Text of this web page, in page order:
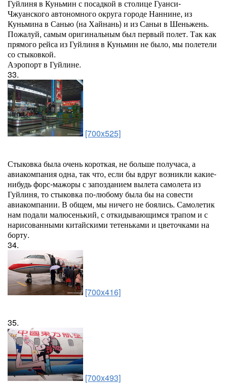
Гуйлиня в Куньмин с посадкой в столице Гуанси-
Чжуанского автономного округа городе Наннине, из
Куньмина в Санью (на Хайнань) и из Саньи в Шеньжень.
Пожалуй, самым оригинальным был первый полет. Так как
прямого рейса из Гуйлиня в Куньмин не было, мы полетели
со стыковкой.
Аэропорт в Гуйлине.
33.
[700x525]
Стыковка была очень короткая, не больше получаса, а
авиакомпания одна, так что, если бы вдруг возникли какие-
нибудь форс-мажоры с запозданием вылета самолета из
Гуйлиня, то стыковка по-любому была бы на совести
авиакомпании. В общем, мы ничего не боялись. Самолетик
нам подали малюсенький, с откидывающимся трапом и с
нарисованными китайскими тетеньками и цветочками на
борту.
34.
[700x416]
35.
[700x493]